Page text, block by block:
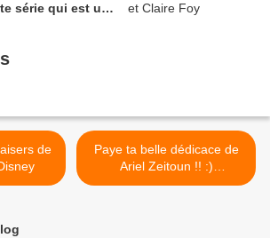
série qui est un
reprocher !! ... ...
Paye ta belle dédicace de
Ariel Zeitoun !! :)
#angelique #justcinema >